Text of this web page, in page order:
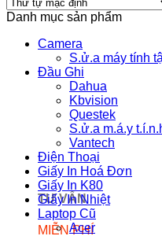
TƯ VẤN
MIỄN PHÍ
Danh mục sản phẩm
Camera
S.ử.a máy tính
Đầu Ghi
Dahua
Kbvision
Questek
S.ử.a m.á.y
Vantech
Điện Thoại
Giấy In Hoá Đơn
Giấy In K80
Giấy In Nhiệt
Laptop Cũ
Acer